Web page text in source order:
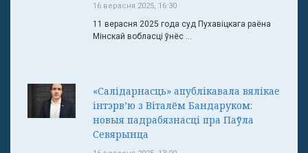
16 верасня 2025, 16:30
11 верасня 2025 года суд Пухавіцкага раёна
Мінскай вобласці ўнёс ...
«Салідарнасць» апублікавала вялікае
інтэрв’ю з Віталём Бандаруком:
новыя падрабязнасці пра Паўла
Севярынца